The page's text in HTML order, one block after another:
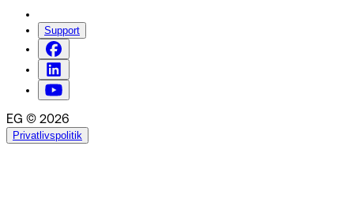
Support
EG © 2026
Privatlivspolitik